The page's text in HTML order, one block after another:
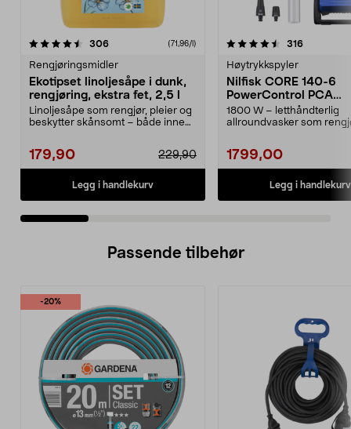
306anmeldelser (71,96/l)
Rengjøringsmidler
Ekotipset linoljesåpe i dunk,
rengjøring, ekstra fet, 2,5 l
Linoljesåpe som rengjør, pleier og
beskytter skånsomt – både inne
179,90 229,90
Legg i handlekurv
4.5 av 5 stjerner 316
Høytrykkspyler
Nilfisk CORE 140-6
PowerControl PCA
høytrykkspyler
1800 W – letthåndterlig
allroundvasker som
1799,00
Legg i handlekurv
4.5 av 5 stjerner
Passende tilbehør
-20%